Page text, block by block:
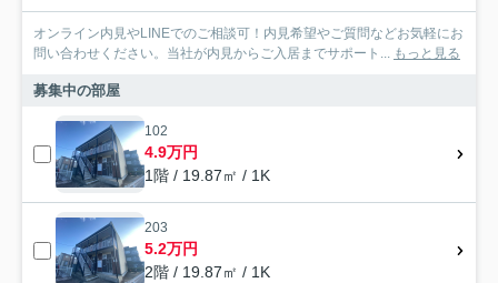
オンライン内見やLINEでのご相談可！内見希望やご質問などお気軽にお
問い合わせください。当社が内見からご入居までサポート... もっと見る
募集中の部屋
102
4.9万円
1階 / 19.87㎡ / 1K
203
5.2万円
2階 / 19.87㎡ / 1K